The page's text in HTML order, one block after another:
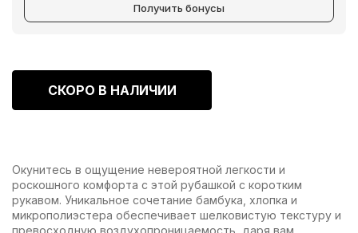
Получить бонусы
СКОРО В НАЛИЧИИ
Окунитесь в ощущение невероятной легкости и
роскошного комфорта с этой рубашкой с коротким
рукавом. Уникальное сочетание бамбука, хлопка и
микрополиэстера обеспечивает шелковистую текстуру и
превосходную воздухопроницаемость, даря вам